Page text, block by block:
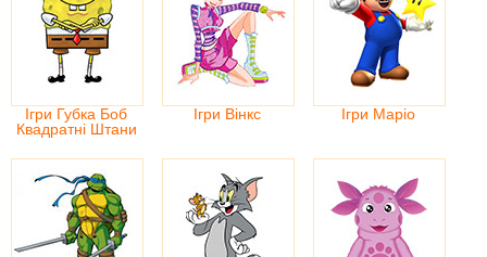
Ігри Губка Боб
Квадратні Штани
Ігри Вінкс Ігри Маріо